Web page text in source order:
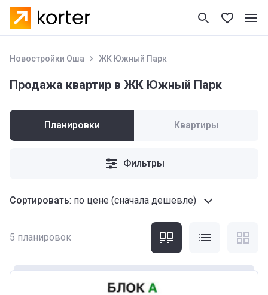
Новостройки Оша ЖК Южный Парк
Продажа квартир в ЖК Южный Парк
Планировки Квартиры
Фильтры
Сортировать: по цене (сначала дешевле)
5 планировок